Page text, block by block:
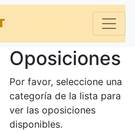
Oposiciones
Por favor, seleccione una
categoría de la lista para
ver las oposiciones
disponibles.